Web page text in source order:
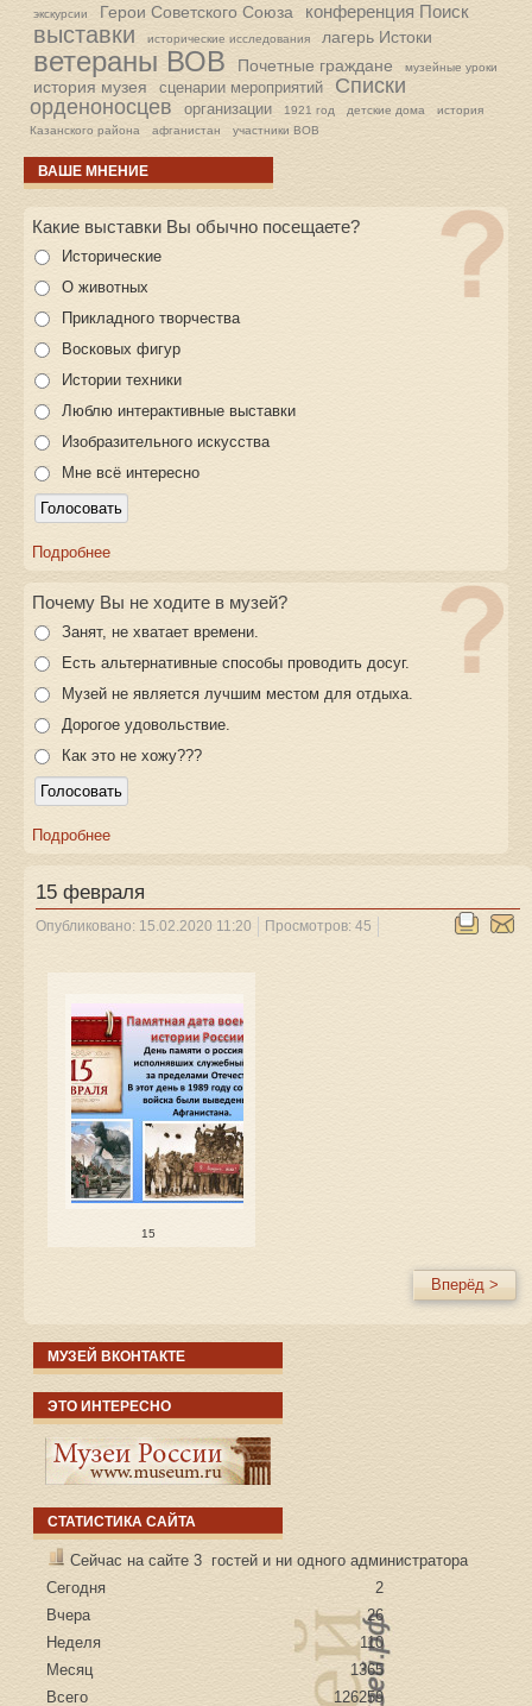
экскурсии Герои Советского Союза конференция Поиск
выставки исторические исследования лагерь Истоки
ветераны ВОВ Почетные граждане музейные уроки
история музея сценарии мероприятий
Списки
орденоносцев
организации 1921 год детские дома
история
Казанского района
афганистан участники ВОВ
ВАШЕ МНЕНИЕ
Какие выставки Вы обычно посещаете?
Исторические
О животных
Прикладного творчества
Восковых фигур
Истории техники
Люблю интерактивные выставки
Изобразительного искусства
Мне всё интересно
Подробнее
Почему Вы не ходите в музей?
Занят, не хватает времени.
Есть альтернативные способы проводить досуг.
Музей не является лучшим местом для отдыха.
Дорогое удовольствие.
Как это не хожу???
Подробнее
15 февраля
Опубликовано: 15.02.2020 11:20 Просмотров: 45
15
Вперёд >
МУЗЕЙ ВКОНТАКТЕ
ЭТО ИНТЕРЕСНО
СТАТИСТИКА САЙТА
Сейчас на сайте 3 гостей и ни одного администратора
Сегодня
2
Вчера
26
Неделя
110
Месяц
1365
Всего
126259